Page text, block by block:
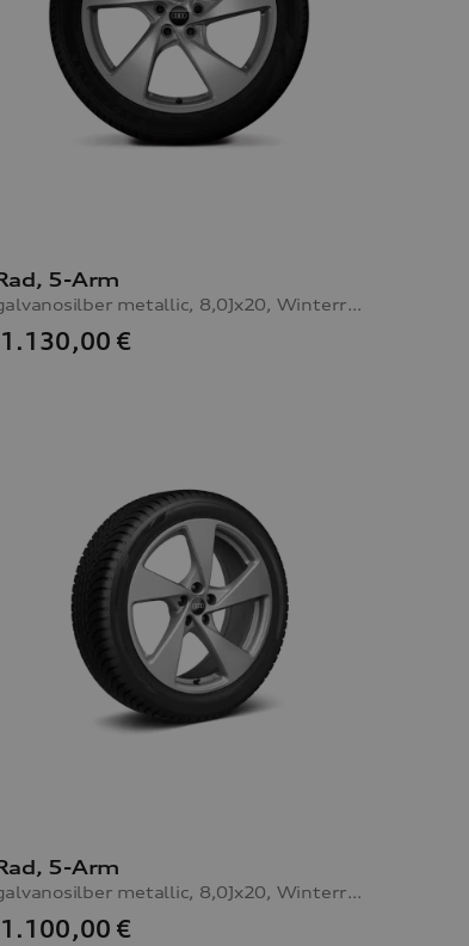
5-Arm
galvanosilber metallic, 8,0Jx20, Winterreifen 255/45 R20 105V XL, rechts, mit Reifendruckkontrollsystem
€
5-Arm
galvanosilber metallic, 8,0Jx20, Winterreifen 255/45 R20 105V XL, links, ohne Reifendruckkontrollsystem
€